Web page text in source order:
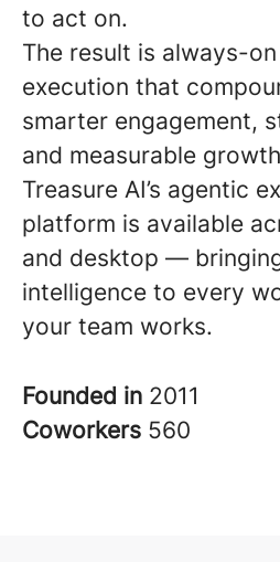
to act on.
The result is always-
execution that
smarter engagement,
and measurable
Treasure AI’s agentic
platform is available
and desktop —
intelligence to every
your team works.
Founded in 2011
Coworkers 560